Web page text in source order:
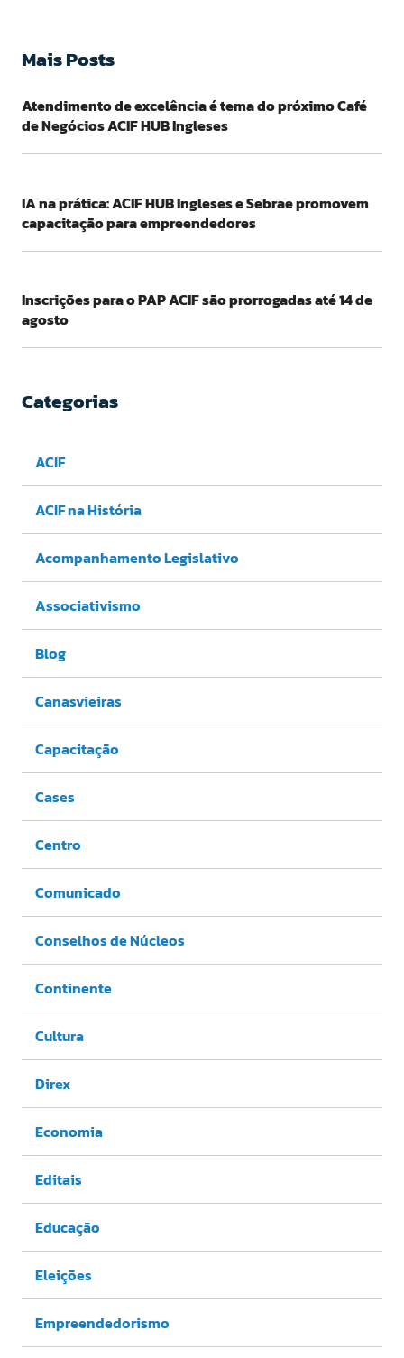
Mais Posts
Atendimento de excelência é tema do próximo Café
de Negócios ACIF HUB Ingleses
IA na prática: ACIF HUB Ingleses e Sebrae promovem
capacitação para empreendedores
Inscrições para o PAP ACIF são prorrogadas até 14 de
agosto
Categorias
ACIF
ACIF na História
Acompanhamento Legislativo
Associativismo
Blog
Canasvieiras
Capacitação
Cases
Centro
Comunicado
Conselhos de Núcleos
Continente
Cultura
Direx
Economia
Editais
Educação
Eleições
Empreendedorismo